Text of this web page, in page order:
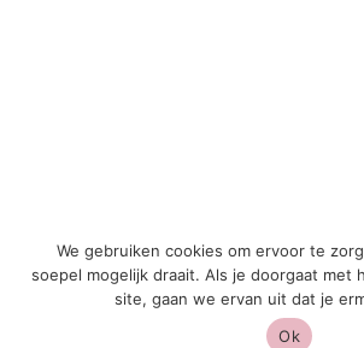
We gebruiken cookies om ervoor te
soepel mogelijk draait. Als je doorgaat met
site, gaan we ervan uit dat je
Ok